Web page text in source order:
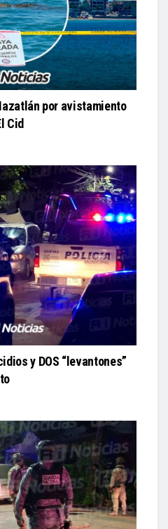
por avistamiento
Cid
y DOS “levantones”